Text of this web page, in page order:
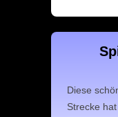
Diese
Strecke